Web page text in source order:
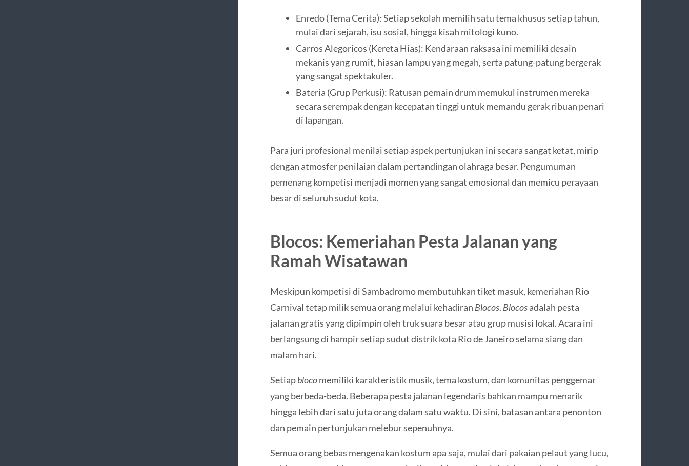
Enredo (Tema Cerita): Setiap sekolah memilih satu tema khusus setiap tahun,
mulai dari sejarah, isu sosial, hingga kisah mitologi kuno.
Carros Alegoricos (Kereta Hias): Kendaraan raksasa ini memiliki desain
mekanis yang rumit, hiasan lampu yang megah, serta patung-patung bergerak
yang sangat spektakuler.
Bateria (Grup Perkusi): Ratusan pemain drum memukul instrumen mereka
secara serempak dengan kecepatan tinggi untuk memandu gerak ribuan penari
di lapangan.
Para juri profesional menilai setiap aspek pertunjukan ini secara sangat ketat, mirip
dengan atmosfer penilaian dalam pertandingan olahraga besar. Pengumuman
pemenang kompetisi menjadi momen yang sangat emosional dan memicu perayaan
besar di seluruh sudut kota.
Blocos: Kemeriahan Pesta Jalanan yang
Ramah Wisatawan
Meskipun kompetisi di Sambadromo membutuhkan tiket masuk, kemeriahan Rio
Carnival tetap milik semua orang melalui kehadiran Blocos. Blocosadalah pesta
jalanan gratis yang dipimpin oleh truk suara besar atau grup musisi lokal. Acara ini
berlangsung di hampir setiap sudut distrik kota Rio de Janeiro selama siang dan
malam hari.
Setiapblocomemiliki karakteristik musik, tema kostum, dan komunitas penggemar
yang berbeda-beda. Beberapa pesta jalanan legendaris bahkan mampu menarik
hingga lebih dari satu juta orang dalam satu waktu. Di sini, batasan antara penonton
dan pemain pertunjukan melebur sepenuhnya.
Semua orang bebas mengenakan kostum apa saja, mulai dari pakaian pelaut yang lucu,